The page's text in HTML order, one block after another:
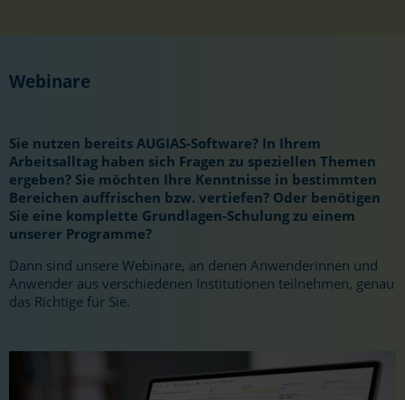
Webinare
Sie nutzen bereits AUGIAS-Software? In Ihrem
Arbeitsalltag haben sich Fragen zu speziellen Themen
ergeben? Sie möchten Ihre Kenntnisse in bestimmten
Bereichen auffrischen bzw. vertiefen? Oder benötigen
Sie eine komplette Grundlagen-Schulung zu einem
unserer Programme?
Dann sind unsere Webinare, an denen Anwenderinnen und
Anwender aus verschiedenen Institutionen teilnehmen, genau
das Richtige für Sie.